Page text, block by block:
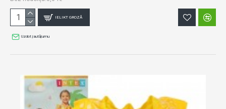
IELIKT GROZĀ
Uzdot jautājumu